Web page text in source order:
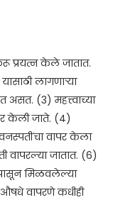
प्रयत्न केले जातात.
लागणाऱ्या
असत. (3) महत्त्वाच्या
केली जाते. (4)
वापर केला
जातात. (6)
मिळवलेल्या
वापरणे कधीही